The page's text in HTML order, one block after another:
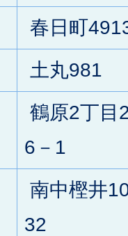
春日町
土丸981
鶴原2丁目
6－1
南中樫井
32